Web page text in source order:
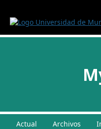
Actual Archivos